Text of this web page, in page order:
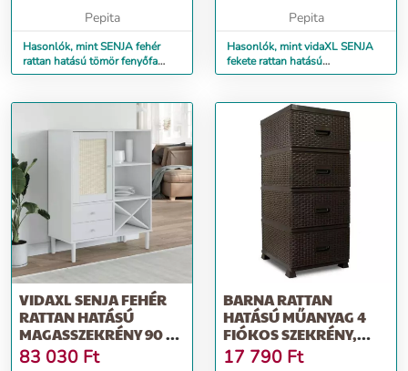
Pepita
Hasonlók, mint SENJA fehér
rattan hatású tömör fenyőfa
komód 80 x 40 x 80 cm
Pepita
Hasonlók, mint vidaXL SENJA
fekete rattan hatású
tálalószekrény 112 x 40 x 80 cm
VIDAXL SENJA FEHÉR
RATTAN HATÁSÚ
MAGASSZEKRÉNY 90 X
40 X 112 CM
83 030 Ft
BARNA RATTAN
HATÁSÚ MŰANYAG 4
FIÓKOS SZEKRÉNY,
44X37X90 CM
17 790 Ft